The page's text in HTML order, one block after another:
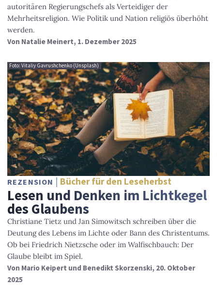
autoritären Regierungschefs als Verteidiger der
Mehrheitsreligion. Wie Politik und Nation religiös überhöht
werden.
Von Natalie Meinert, 1. Dezember 2025
Foto: Vitaliy Gavrushchenko (Unsplash)
REZENSION Bücher für den Leseherbst
Lesen und Denken im Lichtkegel
des Glaubens
Christiane Tietz und Jan Simowitsch schreiben über die
Deutung des Lebens im Lichte oder Bann des Christentums.
Ob bei Friedrich Nietzsche oder im Walfischbauch: Der
Glaube bleibt im Spiel.
Von Mario Keipert und Benedikt Skorzenski, 20. Oktober
2025